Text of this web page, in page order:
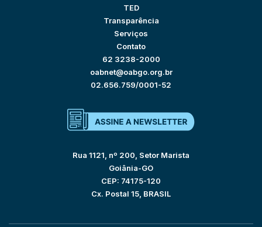
TED
Transparência
Serviços
Contato
62 3238-2000
oabnet@oabgo.org.br
02.656.759/0001-52
Rua 1121, nº 200, Setor Marista
Goiânia-GO
CEP: 74175-120
Cx. Postal 15, BRASIL